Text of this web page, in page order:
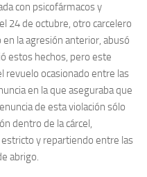
con psicofármacos y
24 de octubre, otro carcelero
la agresión anterior, abusó
estos hechos, pero este
revuelo ocasionado entre las
en la que aseguraba que
de esta violación sólo
dentro de la cárcel,
y repartiendo entre las
abrigo.